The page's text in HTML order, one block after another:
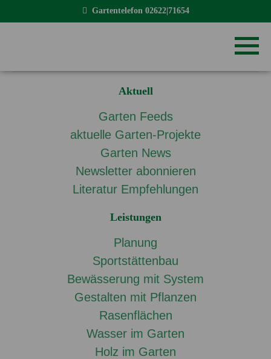
Gartentelefon 02622|71654
Aktuell
Garten Feeds
aktuelle Garten-Projekte
Garten News
Newsletter abonnieren
Literatur Empfehlungen
Leistungen
Planung
Sportstättenbau
Bewässerung mit System
Gestalten mit Pflanzen
Rasenflächen
Wasser im Garten
Holz im Garten